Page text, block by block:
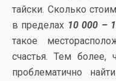
тайски. Сколько
в пределах 10 000 –
такое
счастья. Тем
проблематично